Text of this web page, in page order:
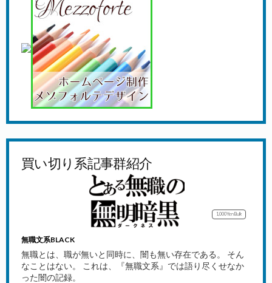
買い切り系記事群紹介
1,000YenBulk
無職文系BLACK
無職とは、職が無いと同時に、闇も無い存在である。 そん
なことはない。 これは、『無職文系』では語り尽くせなか
った闇の記録。